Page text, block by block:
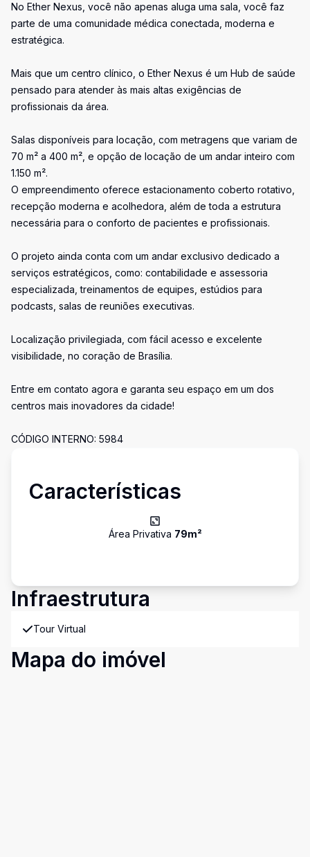
No Ether Nexus, você não apenas aluga uma sala, você faz
parte de uma comunidade médica conectada, moderna e
estratégica.
Mais que um centro clínico, o Ether Nexus é um Hub de saúde
pensado para atender às mais altas exigências de
profissionais da área.
Salas disponíveis para locação, com metragens que variam de
70 m² a 400 m², e opção de locação de um andar inteiro com
1.150 m².
O empreendimento oferece estacionamento coberto rotativo,
recepção moderna e acolhedora, além de toda a estrutura
necessária para o conforto de pacientes e profissionais.
O projeto ainda conta com um andar exclusivo dedicado a
serviços estratégicos, como: contabilidade e assessoria
especializada, treinamentos de equipes, estúdios para
podcasts, salas de reuniões executivas.
Localização privilegiada, com fácil acesso e excelente
visibilidade, no coração de Brasília.
Entre em contato agora e garanta seu espaço em um dos
centros mais inovadores da cidade!
CÓDIGO INTERNO: 5984
Características
Área Privativa 79m²
Infraestrutura
Tour Virtual
Mapa do imóvel